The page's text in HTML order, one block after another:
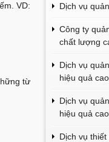
VD:
từ
Dịch vụ
Công ty
chất lượng
Dịch vụ
hiệu quả cao
Dịch vụ
hiệu quả cao
Dịch vụ